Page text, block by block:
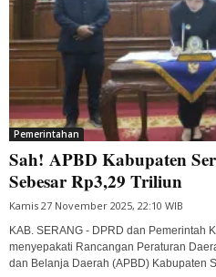
Pemerintahan
Sah! APBD Kabupaten
Sebesar Rp3,29 Triliun
Kamis 27 November 2025, 22:10 WIB
KAB. SERANG - DPRD dan Pemerintah
menyepakati Rancangan Peraturan
dan Belanja Daerah (APBD) Kabupaten